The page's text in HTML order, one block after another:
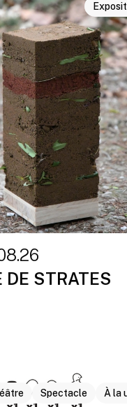
DE STRATES
Spectacle À la